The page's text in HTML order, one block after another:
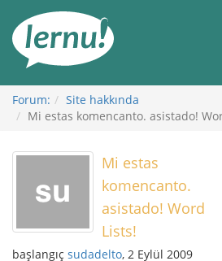
Görüntüleme
Forum:
Site hakkında
Mi estas komencanto. asistado!
Mi estas
komencanto.
asistado! Word
Lists!
başlangıç sudadelto, 2 Eylül 2009